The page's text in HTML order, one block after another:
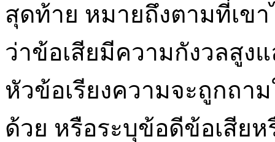
สุดท้าย หมายถึงตามที่เข
ว่าข้อเสียมีความกังวลสูง
หัวข้อเรียงความจะถูกถา
ด้วย หรือระบุข้อดีข้อเสีย